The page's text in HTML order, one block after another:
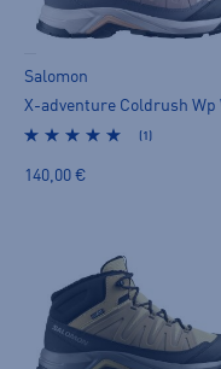
Salomon
(1)
140,00 €